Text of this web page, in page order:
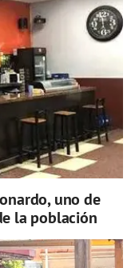
uno de
la población